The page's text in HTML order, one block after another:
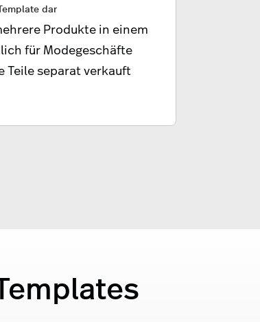
dar
Produkte in einem
für Modegeschäfte
Teile separat verkauft